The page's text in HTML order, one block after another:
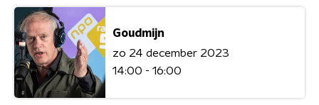
Goudmijn
zo 24 december 2023
14:00 - 16:00